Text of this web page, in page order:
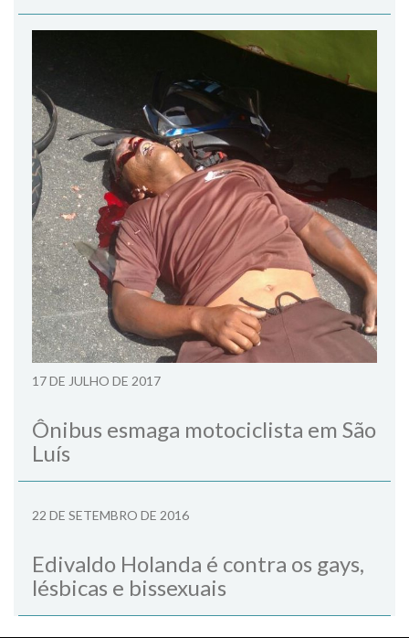
17 DE JULHO DE 2017
Ônibus esmaga motociclista em São
Luís
22 DE SETEMBRO DE 2016
Edivaldo Holanda é contra os gays,
lésbicas e bissexuais